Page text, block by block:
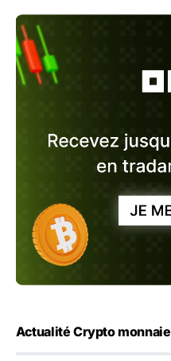
Actualité Crypto monnaie